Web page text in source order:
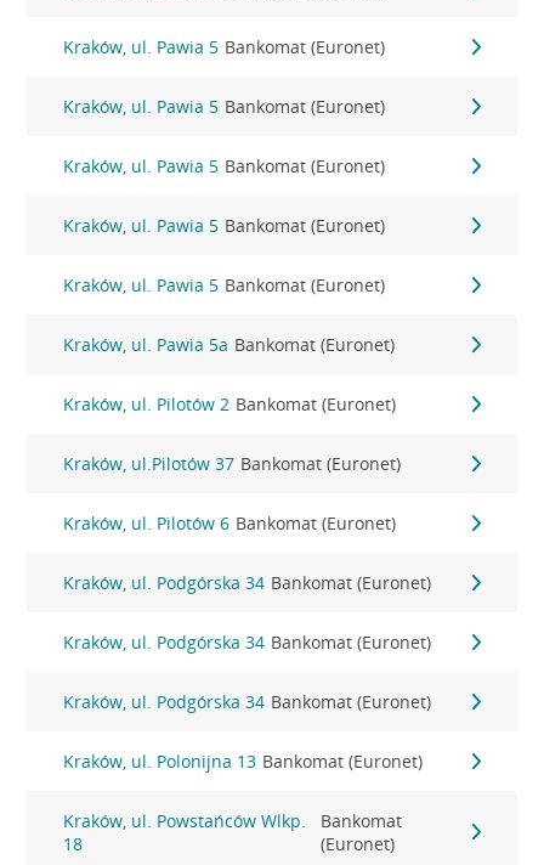
Kraków, ul. Pawia 5 Bankomat (Euronet)
Kraków, ul. Pawia 5 Bankomat (Euronet)
Kraków, ul. Pawia 5 Bankomat (Euronet)
Kraków, ul. Pawia 5 Bankomat (Euronet)
Kraków, ul. Pawia 5 Bankomat (Euronet)
Kraków, ul. Pawia 5a Bankomat (Euronet)
Kraków, ul. Pilotów 2 Bankomat (Euronet)
Kraków, ul.Pilotów 37 Bankomat (Euronet)
Kraków, ul. Pilotów 6 Bankomat (Euronet)
Kraków, ul. Podgórska 34 Bankomat (Euronet)
Kraków, ul. Podgórska 34 Bankomat (Euronet)
Kraków, ul. Podgórska 34 Bankomat (Euronet)
Kraków, ul. Polonijna 13 Bankomat (Euronet)
Kraków, ul. Powstańców Wlkp.
18
Bankomat
(Euronet)